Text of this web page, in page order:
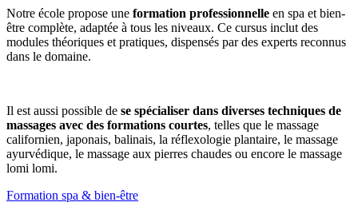
Notre école propose une formation professionnelle en spa et bien-
être complète, adaptée à tous les niveaux. Ce cursus inclut des
modules théoriques et pratiques, dispensés par des experts reconnus
dans le domaine.
Il est aussi possible de se spécialiser dans diverses techniques de
massages avec des formations courtes, telles que le massage
californien, japonais, balinais, la réflexologie plantaire, le massage
ayurvédique, le massage aux pierres chaudes ou encore le massage
lomi lomi.
Formation spa & bien-être